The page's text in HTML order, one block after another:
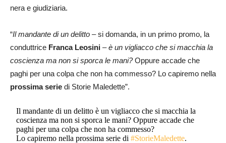
nera e giudiziaria.
“Il mandante di un delitto – si domanda, in un primo promo, la
conduttrice Franca Leosini –è un vigliacco che si macchia la
coscienza ma non si sporca le mani?Oppure accade che
paghi per una colpa che non ha commesso? Lo capiremo nella
prossima serie di Storie Maledette”.
Il mandante di un delitto è un vigliacco che si macchia la
coscienza ma non si sporca le mani? Oppure accade che
paghi per una colpa che non ha commesso?
Lo capiremo nella prossima serie di#StorieMaledette.